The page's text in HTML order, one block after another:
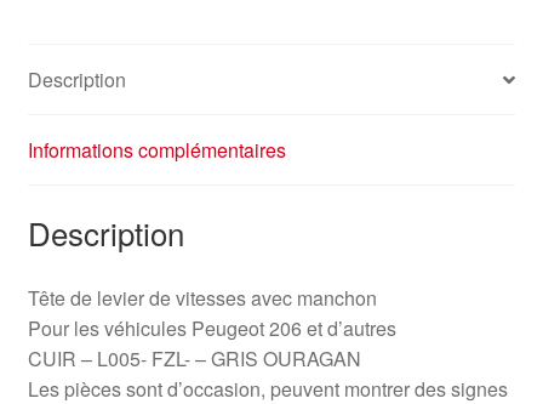
Description
Informations complémentaires
Description
Tête de levier de vitesses avec manchon
Pour les véhicules Peugeot 206 et d’autres
CUIR – L005- FZL- – GRIS OURAGAN
Les pièces sont d’occasion, peuvent montrer des signes